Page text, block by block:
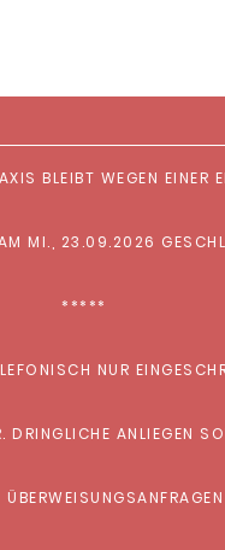
BLEIBT WEGEN EINER
MI., 23.09.2026
*****
NUR
DRINGLICHE ANLIEGEN